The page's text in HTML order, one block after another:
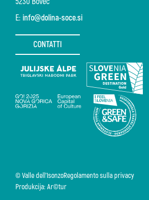
E: info@dolina-soce.si
CONTATTI
© Valle dell'IsonzoRegolamento sulla privacy
Produkcija: Ar©tur